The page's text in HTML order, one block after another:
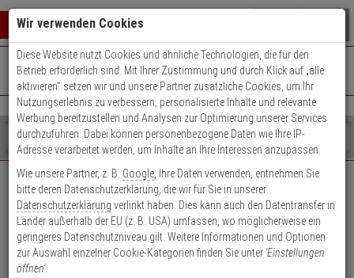
Warenkorb schließen
0 ARTIKEL IM WARENKORB
Ihr Warenkorb ist momentan leer.
Ergebnisse ()
Fertig
Shop
durchsuchen
Bitte
geben
Sie
mindestens
Zeichen
ein,
um
Es
wurde
noch
Kategorien
Suche
gestartet
+49 (0)821 899 493-0Mo. - Do.: 8:00 - 16:30 | Fr.: 8:00 - 14:00 Uhr
Kontaktservice nutzen
EXPERT-Security für Privatkunden
Das Beste für Ihre Sicherheit!
Wir verwenden Cookies
Diese Website nutzt Cookies und ähnliche Technologien, die für den
Betrieb erforderlich sind. Mit Ihrer Zustimmung und durch Klick auf „alle
aktivieren“ setzen wir und unsere Partner zusätzliche Cookies, um Ihr
Nutzungserlebnis zu verbessern, personalisierte Inhalte und relevante
Werbung bereitzustellen und Analysen zur Optimierung unserer Services
durchzuführen. Dabei können personenbezogene Daten wie Ihre IP-
Adresse verarbeitet werden, um Inhalte an Ihre Interessen anzupassen.
Wie unsere Partner, z. B. Google , Ihre Daten verwenden, entnehmen Sie
bitte deren Datenschutzerklärung, die wir für Sie in unserer
Datenschutzerklärung verlinkt haben. Dies kann auch den Datentransfer in
Länder außerhalb der EU (z. B. USA) umfassen, wo möglicherweise ein
geringeres Datenschutzniveau gilt. Weitere Informationen und Optionen
zur Auswahl einzelner Cookie-Kategorien finden Sie unter 'Einstellungen
öffnen'.